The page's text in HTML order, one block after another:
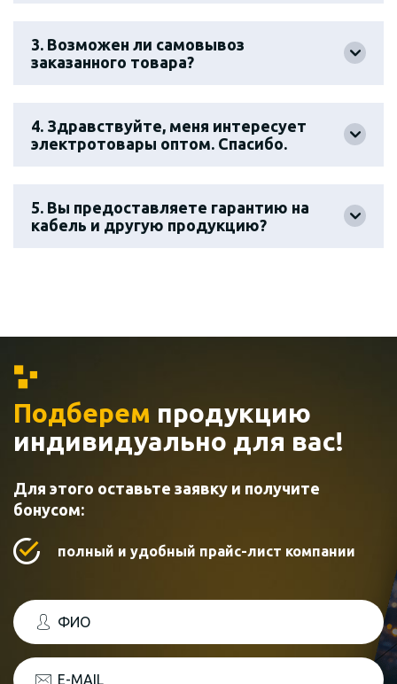
3. Возможен ли самовывоз
заказанного товара?
4. Здравствуйте, меня интересует
электротовары оптом. Спасибо.
5. Вы предоставляете гарантию на
кабель и другую продукцию?
Подберем продукцию
индивидуально для вас!
Для этого оставьте заявку и получите
бонусом:
полный и удобный прайс-лист компании
ФИО
E-MAIL